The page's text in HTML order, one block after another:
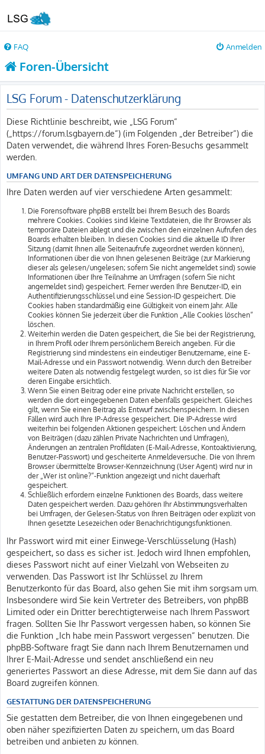
FAQ Anmelden
Foren-Übersicht
LSG Forum - Datenschutzerklärung
Diese Richtlinie beschreibt, wie „LSG Forum“
(„https://forum.lsgbayern.de“) (im Folgenden „der Betreiber“) die
Daten verwendet, die während Ihres Foren-Besuchs gesammelt
werden.
UMFANG UND ART DER DATENSPEICHERUNG
Ihre Daten werden auf vier verschiedene Arten gesammelt:
Die Forensoftware phpBB erstellt bei Ihrem Besuch des Boards
mehrere Cookies. Cookies sind kleine Textdateien, die Ihr Browser als
temporäre Dateien ablegt und die zwischen den einzelnen Aufrufen des
Boards erhalten bleiben. In diesen Cookies sind die aktuelle ID Ihrer
Sitzung (damit Ihnen alle Seitenaufrufe zugeordnet werden können),
Informationen über die von Ihnen gelesenen Beiträge (zur Markierung
dieser als gelesen/ungelesen; sofern Sie nicht angemeldet sind) sowie
Informationen über Ihre Teilnahme an Umfragen (sofern Sie nicht
angemeldet sind) gespeichert. Ferner werden Ihre Benutzer-ID, ein
Authentifizierungsschlüssel und eine Session-ID gespeichert. Die
Cookies haben standardmäßig eine Gültigkeit von einem Jahr. Alle
Cookies können Sie jederzeit über die Funktion „Alle Cookies löschen“
löschen.
Weiterhin werden die Daten gespeichert, die Sie bei der Registrierung,
in Ihrem Profil oder Ihrem persönlichem Bereich angeben. Für die
Registrierung sind mindestens ein eindeutiger Benutzername, eine E-
Mail-Adresse und ein Passwort notwendig. Wenn durch den Betreiber
weitere Daten als notwendig festgelegt wurden, so ist dies für Sie vor
deren Eingabe ersichtlich.
Wenn Sie einen Beitrag oder eine private Nachricht erstellen, so
werden die dort eingegebenen Daten ebenfalls gespeichert. Gleiches
gilt, wenn Sie einen Beitrag als Entwurf zwischenspeichern. In diesen
Fällen wird auch Ihre IP-Adresse gespeichert. Die IP-Adresse wird
weiterhin bei folgenden Aktionen gespeichert: Löschen und Ändern
von Beiträgen (dazu zählen Private Nachrichten und Umfragen),
Änderungen an zentralen Profildaten (E-Mail-Adresse, Kontoaktivierung,
Benutzer-Passwort) und gescheiterte Anmeldeversuche. Die von Ihrem
Browser übermittelte Browser-Kennzeichnung (User Agent) wird nur in
der „Wer ist online?“-Funktion angezeigt und nicht dauerhaft
gespeichert.
Schließlich erfordern einzelne Funktionen des Boards, dass weitere
Daten gespeichert werden. Dazu gehören Ihr Abstimmungsverhalten
bei Umfragen, der Gelesen-Status von Ihren Beiträgen oder explizit von
Ihnen gesetzte Lesezeichen oder Benachrichtigungsfunktionen.
Ihr Passwort wird mit einer Einwege-Verschlüsselung (Hash)
gespeichert, so dass es sicher ist. Jedoch wird Ihnen empfohlen,
dieses Passwort nicht auf einer Vielzahl von Webseiten zu
verwenden. Das Passwort ist Ihr Schlüssel zu Ihrem
Benutzerkonto für das Board, also gehen Sie mit ihm sorgsam um.
Insbesondere wird Sie kein Vertreter des Betreibers, von phpBB
Limited oder ein Dritter berechtigterweise nach Ihrem Passwort
fragen. Sollten Sie Ihr Passwort vergessen haben, so können Sie
die Funktion „Ich habe mein Passwort vergessen“ benutzen. Die
phpBB-Software fragt Sie dann nach Ihrem Benutzernamen und
Ihrer E-Mail-Adresse und sendet anschließend ein neu
generiertes Passwort an diese Adresse, mit dem Sie dann auf das
Board zugreifen können.
GESTATTUNG DER DATENSPEICHERUNG
Sie gestatten dem Betreiber, die von Ihnen eingegebenen und
oben näher spezifizierten Daten zu speichern, um das Board
betreiben und anbieten zu können.